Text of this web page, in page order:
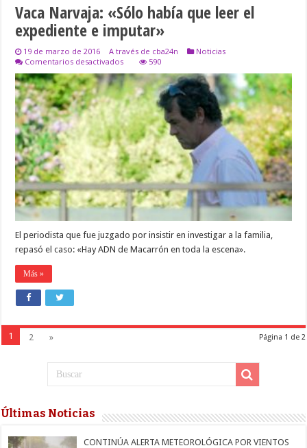
Vaca Narvaja: «Sólo había que leer el
expediente e imputar»
19 de marzo de 2016 A través de cba24n
Noticias
Comentarios desactivadosen
Vaca
Narvaja:
«Sólo
había
que
leer
el
expediente
e
imputar»
590
El periodista que fue juzgado por insistir en investigar a la familia,
repasó el caso: «Hay ADN de Macarrón en toda la escena».
Más »
Página 1 de 2
1 2 »
Últimas Noticias
CONTINÚA ALERTA METEOROLÓGICA POR VIENTOS